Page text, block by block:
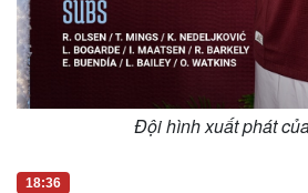
Đội hình xuất phát
18:36